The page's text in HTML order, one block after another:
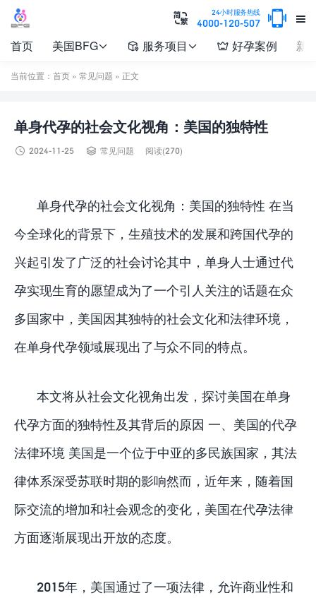

24小时服务热线
4000-120-507 

首页 美国BFG  服务项目   好孕案例 新
当前位置： 首页 » 常见问题 » 正文
单身代孕的社会文化视角：美国的独特性
 2024-11-25  常见问题 阅读(270)
单身代孕的社会文化视角：美国的独特性 在当
今全球化的背景下，生殖技术的发展和跨国代孕的
兴起引发了广泛的社会讨论其中，单身人士通过代
孕实现生育的愿望成为了一个引人关注的话题在众
多国家中，美国因其独特的社会文化和法律环境，
在单身代孕领域展现出了与众不同的特点。
本文将从社会文化视角出发，探讨美国在单身
代孕方面的独特性及其背后的原因 一、美国的代孕
法律环境 美国是一个位于中亚的多民族国家，其法
律体系深受苏联时期的影响然而，近年来，随着国
际交流的增加和社会观念的变化，美国在代孕法律
方面逐渐展现出开放的态度。
2015年，美国通过了一项法律，允许商业性和